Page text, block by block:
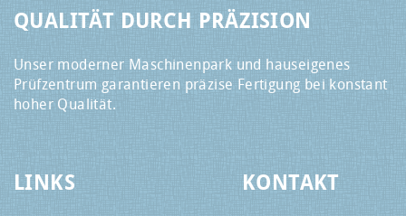
QUALITÄT DURCH PRÄZISION
Unser moderner Maschinenpark und hauseigenes
Prüfzentrum garantieren präzise Fertigung bei konstant
hoher Qualität.
LINKS KONTAKT